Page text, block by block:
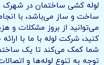
لوله کشی ساختمان در
ساخت و ساز می‌باشد، با
می‌توانید از بروز مشکلات و
کنید، شرکت لوله با ما با
شما کمک می‌کند تا یک
توجه به تنوع لوله‌ها و